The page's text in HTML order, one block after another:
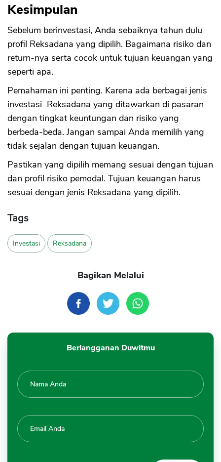
Kesimpulan
Sebelum berinvestasi, Anda sebaiknya tahun dulu
profil Reksadana yang dipilih. Bagaimana risiko dan
return-nya serta cocok untuk tujuan keuangan yang
seperti apa.
Pemahaman ini penting. Karena ada berbagai jenis
investasi Reksadana yang ditawarkan di pasaran
dengan tingkat keuntungan dan risiko yang
berbeda-beda. Jangan sampai Anda memilih yang
tidak sejalan dengan tujuan keuangan.
Pastikan yang dipilih memang sesuai dengan tujuan
dan profil risiko pemodal. Tujuan keuangan harus
sesuai dengan jenis Reksadana yang dipilih.
Tags
Investasi Reksadana
Bagikan Melalui
Berlangganan Duwitmu